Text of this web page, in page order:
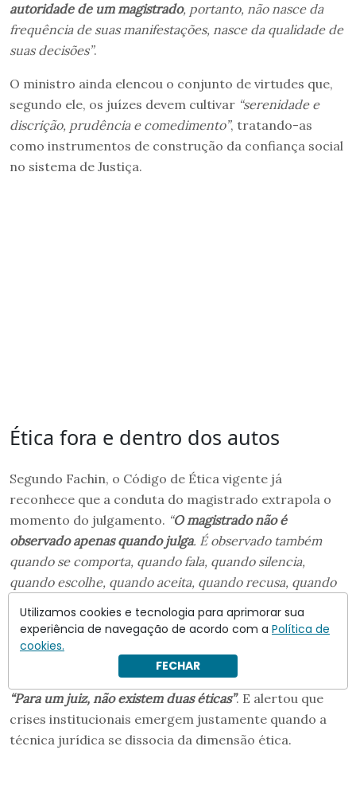
autoridade de um magistrado, portanto, não nasce da
frequência de suas manifestações, nasce da qualidade de
suas decisões”.
O ministro ainda elencou o conjunto de virtudes que,
segundo ele, os juízes devem cultivar “serenidade e
discrição, prudência e comedimento”, tratando-as
como instrumentos de construção da confiança social
no sistema de Justiça.
Ética fora e dentro dos autos
Segundo Fachin, o Código de Ética vigente já
reconhece que a conduta do magistrado extrapola o
momento do julgamento. “O magistrado não é
observado apenas quando julga. É observado também
quando se comporta, quando fala, quando silencia,
quando escolhe, quando aceita, quando recusa, quando
independência” , disse.
O ministro defendeu que não há separação possível
entre a ética na vida pública e na vida privada do juiz:
“Para um juiz, não existem duas éticas”. E alertou que
crises institucionais emergem justamente quando a
técnica jurídica se dissocia da dimensão ética.
Utilizamos cookies e tecnologia para aprimorar sua
experiência de navegação de acordo com a Política de
cookies.
FECHAR